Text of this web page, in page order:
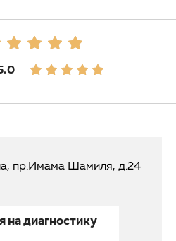
пр.Имама Шамиля, д.24
на диагностику